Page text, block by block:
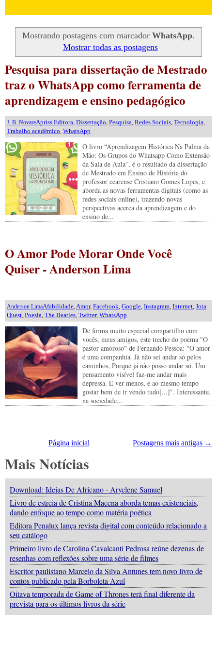
Mostrando postagens com marcador WhatsApp.
Mostrar todas as postagens
Pesquisa para dissertação de Mestrado
traz o WhatsApp como ferramenta de
aprendizagem e ensino pedagógico
J. B. NovareApriss Editora Dissertação Pesquisa Redes Sociais Tecnologia
Trabalho acadêmico WhatsApp
O livro “Aprendizagem Histórica Na Palma da
Mão: Os Grupos do Whatsapp Como Extensão
da Sala de Aula”, é o resultado da dissertação
de Mestrado em Ensino de História do
professor cearense Cristiano Gomes Lopes, e
aborda as novas ferramentas digitais (como as
redes sociais online), trazendo novas
perspectivas acerca da aprendizagem e do
ensino de...
O Amor Pode Morar Onde Você
Quiser - Anderson Lima
Anderson LimaAfabilidade Amor, Facebook Google Instagram Internet Jota
Quest Poesia The Beatles Twitter, WhatsApp
De forma muito especial compartilho com
vocês, meus amigos, este trecho do poema "O
pastor amoroso" de Fernando Pessoa: "O amor
é uma companhia. Já não sei andar só pelos
caminhos, Porque já não posso andar só. Um
pensamento visível faz-me andar mais
depressa. E ver menos, e ao mesmo tempo
gostar bem de ir vendo tudo[...]". Interessante,
na sociedade...
Postagens mais antigas →
Página inicial
Mais Notícias
Download: Ideias De Africano - Aryclene Samuel
Livro de estreia de Cristina Macena aborda temas existenciais,
dando enfoque ao tempo como matéria poética
Editora Penalux lança revista digital com conteúdo relacionado a
seu catálogo
Primeiro livro de Carolina Cavalcanti Pedrosa reúne dezenas de
resenhas com reflexões sobre uma série de filmes
Escritor paulistano Marcelo da Silva Antunes tem novo livro de
contos publicado pela Borboleta Azul
Oitava temporada de Game of Thrones terá final diferente da
prevista para os últimos livros da série